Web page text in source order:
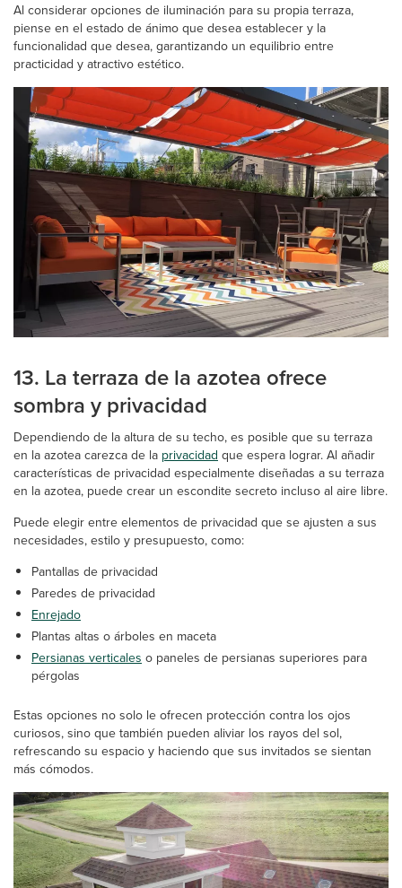
Al considerar opciones de iluminación para su propia terraza,
piense en el estado de ánimo que desea establecer y la
funcionalidad que desea, garantizando un equilibrio entre
practicidad y atractivo estético.
13. La terraza de la azotea ofrece
sombra y privacidad
Dependiendo de la altura de su techo, es posible que su terraza
en la azotea carezca de la privacidad que espera lograr. Al añadir
características de privacidad especialmente diseñadas a su terraza
en la azotea, puede crear un escondite secreto incluso al aire libre.
Puede elegir entre elementos de privacidad que se ajusten a sus
necesidades, estilo y presupuesto, como:
Pantallas de privacidad
Paredes de privacidad
Enrejado
Plantas altas o árboles en maceta
Persianas verticales o paneles de persianas superiores para
pérgolas
Estas opciones no solo le ofrecen protección contra los ojos
curiosos, sino que también pueden aliviar los rayos del sol,
refrescando su espacio y haciendo que sus invitados se sientan
más cómodos.